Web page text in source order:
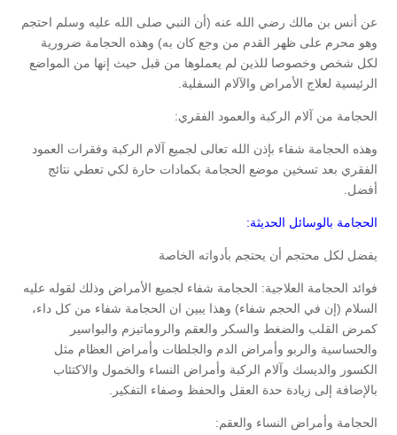
عن أنس بن مالك رضي الله عنه (أن النبي صلى الله عليه وسلم احتجم
وهو محرم على ظهر القدم من وجع كان به) وهذه الحجامة ضرورية
لكل شخص وخصوصا للذين لم يعملوها من قبل حيث إنها من المواضع
الرئيسية لعلاج الأمراض والآلام السفلية.
الحجامة من آلام الركبة والعمود الفقري:
وهذه الحجامة شفاء بإذن الله تعالى لجميع آلام الركبة وفقرات العمود
الفقري بعد تسخين موضع الحجامة بكمادات حارة لكي تعطي نتائج
أفضل.
الحجامة بالوسائل الحديثة:
يفضل لكل محتجم أن يحتجم بأدواته الخاصة
فوائد الحجامة العلاجية: الحجامة شفاء لجميع الأمراض وذلك لقوله عليه
السلام (إن في الحجم شفاء) وهذا يبين ان الحجامة شفاء من كل داء،
كمرض القلب والضغط والسكر والعقم والروماتيزم والبواسير
والحساسية والربو وأمراض الدم والجلطات وأمراض العظام مثل
الكسور والديسك وآلام الركبة وأمراض النساء والخمول والاكتئاب
بالإضافة إلى زيادة حدة العقل والحفظ وصفاء التفكير.
الحجامة وأمراض النساء والعقم: